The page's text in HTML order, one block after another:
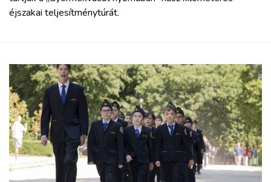
éjszakai teljesítménytúrát.